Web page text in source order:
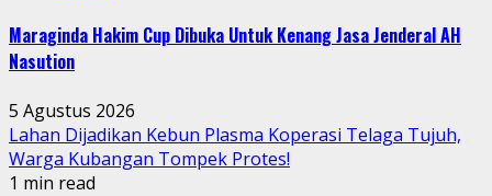
Maraginda Hakim Cup Dibuka Untuk Kenang Jasa Jenderal AH
Nasution
5 Agustus 2026
Lahan Dijadikan Kebun Plasma Koperasi Telaga Tujuh,
Warga Kubangan Tompek Protes!
1 min read